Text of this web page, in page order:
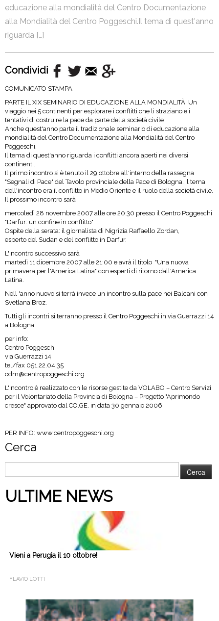
educazione alla mondialità del Centro Documentazione
alla Mondialità del Centro Poggeschi.Il tema di quest'anno
riguarda […]
Condividi
COMUNICATO STAMPA
PARTE IL XIX SEMINARIO DI EDUCAZIONE ALLA MONDIALITÀ Un
viaggio nei 5 continenti per esplorare i conflitti che li straziano e i
tentativi di costruire la pace da parte della società civile
Anche quest'anno parte il tradizionale seminario di educazione alla
mondialità del Centro Documentazione alla Mondialità del Centro
Poggeschi.
Il tema di quest'anno riguarda i conflitti ancora aperti nei diversi
continenti.
Il primo incontro si è tenuto il 29 ottobre all'interno della rassegna
"Segnali di Pace" del Tavolo provinciale della Pace di Bologna. Il tema
dell'incontro era il conflitto in Medio Oriente e il ruolo della società civile.
Il prossimo incontro sarà
mercoledì 28 novembre 2007 alle ore 20:30 presso il Centro Poggeschi
"Darfur: un confine in conflitto"
Ospite della serata: il giornalista di Nigrizia Raffaello Zordan,
esperto del Sudan e del conflitto in Darfur.
L'incontro successivo sarà
martedì 11 dicembre 2007 alle 21:00 e avrà il titolo "Una nuova
primavera per l'America Latina" con esperti di ritorno dall'America
Latina.
Nell 'anno nuovo si terrà invece un incontro sulla pace nei Balcani con
Svetlana Broz.
Tutti gli incontri si terranno presso il Centro Poggeschi in via Guerrazzi 14
a Bologna
per info:
Centro Poggeschi
via Guerrazzi 14
tel/fax 051.22.04.35
cdm@centropoggeschi.org
L'incontro è realizzato con le risorse gestite da VOLABO – Centro Servizi
per il Volontariato della Provincia di Bologna – Progetto "Aprimondo
cresce" approvato dal CO.GE. in data 30 gennaio 2006
PER INFO: www.centropoggeschi.org
Cerca
per:
ULTIME NEWS
Vieni a Perugia il 10 ottobre!
FLAVIO LOTTI